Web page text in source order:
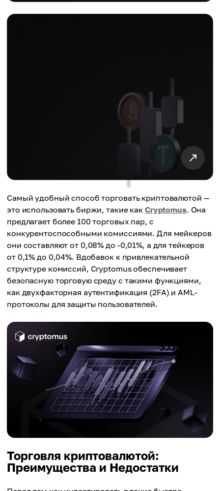
Самый удобный способ торговать криптовалютой —
это использовать биржи, такие как Cryptomus. Она
предлагает более 100 торговых пар, с
конкурентоспособными комиссиями. Для мейкеров
они составляют от 0,08% до -0,01%, а для тейкеров
от 0,1% до 0,04%. Вдобавок к привлекательной
структуре комиссий, Cryptomus обеспечивает
безопасную торговую среду с такими функциями,
как двухфакторная аутентификация (2FA) и AML-
протоколы для защиты пользователей.
Торговля криптовалютой:
Преимущества и Недостатки